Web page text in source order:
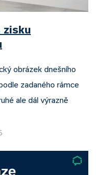
zisku
obrázek dnešního
zadaného rámce
ale dál výrazně